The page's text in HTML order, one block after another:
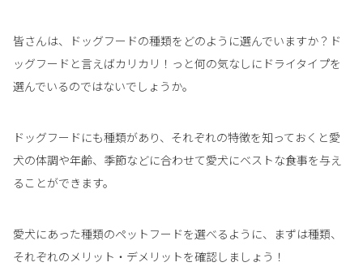
皆さんは、ドッグフードの種類をどのように選んでいますか？ド
ッグフードと言えばカリカリ！っと何の気なしにドライタイプを
選んでいるのではないでしょうか。
ドッグフードにも種類があり、それぞれの特徴を知っておくと愛
犬の体調や年齢、季節などに合わせて愛犬にベストな食事を与え
ることができます。
愛犬にあった種類のペットフードを選べるように、まずは種類、
それぞれのメリット・デメリットを確認しましょう！